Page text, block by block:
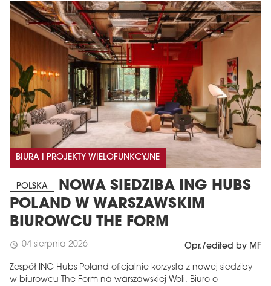
BIURA I PROJEKTY WIELOFUNKCYJNE
POLSKA
NOWA SIEDZIBA ING HUBS
POLAND W WARSZAWSKIM
BIUROWCU THE FORM
schedule 04 sierpnia 2026 Opr./edited by MF
Zespół ING Hubs Poland oficjalnie korzysta z nowej siedziby
w biurowcu The Form na warszawskiej Woli. Biuro o